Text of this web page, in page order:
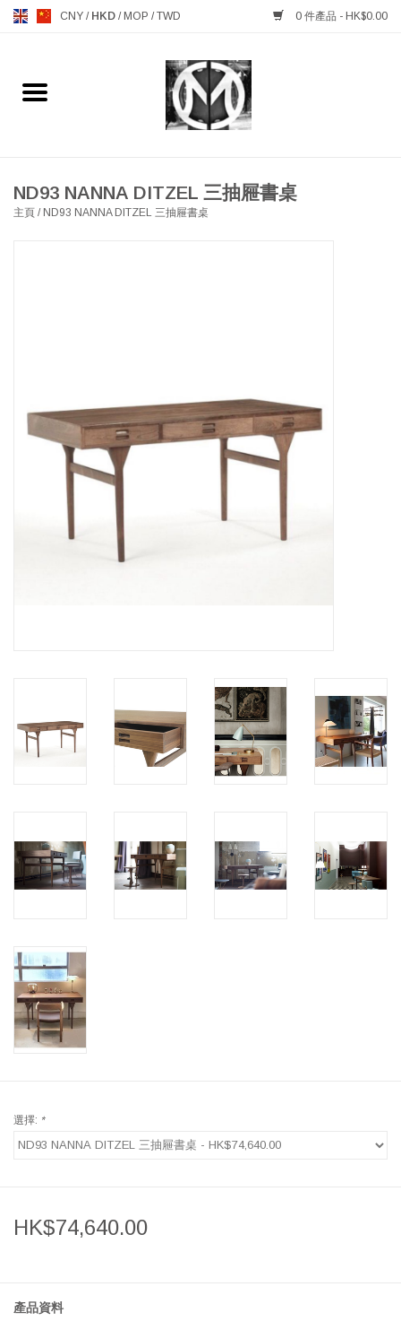
CNY / HKD / MOP /TWD 0 件產品 - HK$0.00
主頁
MANKS ANTIQUES 古董
HEALTHY LIVING 健康家居
LATEST ARRIVALS 最新扺港
MATER 系列
STORIES 故事
ND93 NANNA DITZEL 三抽屜書桌
主頁 / ND93 NANNA DITZEL 三抽屜書桌
選擇: *
HK$74,640.00
產品資料